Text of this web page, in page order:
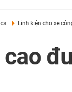
Linh kiện cho xe